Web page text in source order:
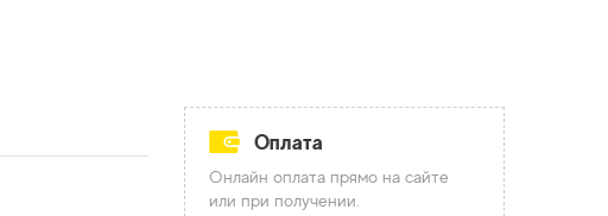
Оплата
Онлайн оплата прямо на сайте
или при получении.